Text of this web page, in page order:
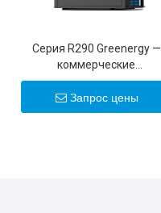
Серия R290 Greenergy —
коммерческие
инверторные тепловые
насосы мощностью 50
кВт/100 кВт
Запрос цены